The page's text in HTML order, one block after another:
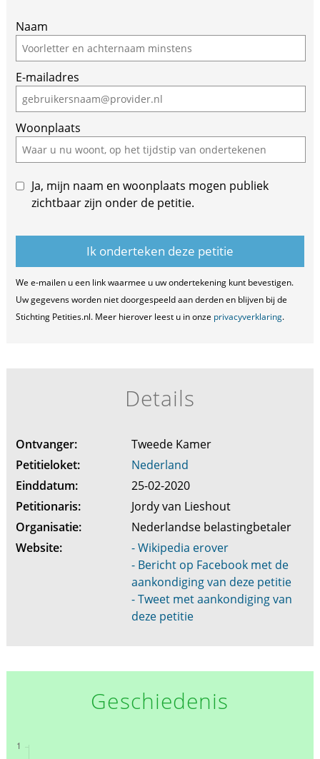
If
you
are
a
human,
ignore
this
field
Naam
E-mailadres
Woonplaats
Ja, mijn naam en woonplaats mogen publiek
zichtbaar zijn onder de petitie.
We e-mailen u een link waarmee u uw ondertekening kunt bevestigen.
Uw gegevens worden niet doorgespeeld aan derden en blijven bij de
Stichting Petities.nl. Meer hierover leest u in onze privacyverklaring.
Details
Ontvanger:
Tweede Kamer
Petitieloket:
Nederland
Einddatum:
25-02-2020
Petitionaris:
Jordy van Lieshout
Organisatie:
Nederlandse belastingbetaler
Website:
- Wikipedia erover
- Bericht op Facebook met de
aankondiging van deze petitie
- Tweet met aankondiging van
deze petitie
Geschiedenis